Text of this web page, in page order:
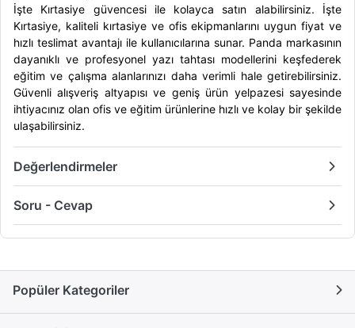
İşte Kırtasiye güvencesi ile kolayca satın alabilirsiniz. İşte
Kırtasiye, kaliteli kırtasiye ve ofis ekipmanlarını uygun fiyat ve
hızlı teslimat avantajı ile kullanıcılarına sunar. Panda markasının
dayanıklı ve profesyonel yazı tahtası modellerini keşfederek
eğitim ve çalışma alanlarınızı daha verimli hale getirebilirsiniz.
Güvenli alışveriş altyapısı ve geniş ürün yelpazesi sayesinde
ihtiyacınız olan ofis ve eğitim ürünlerine hızlı ve kolay bir şekilde
ulaşabilirsiniz.
Değerlendirmeler
Soru - Cevap
Popüler Kategoriler